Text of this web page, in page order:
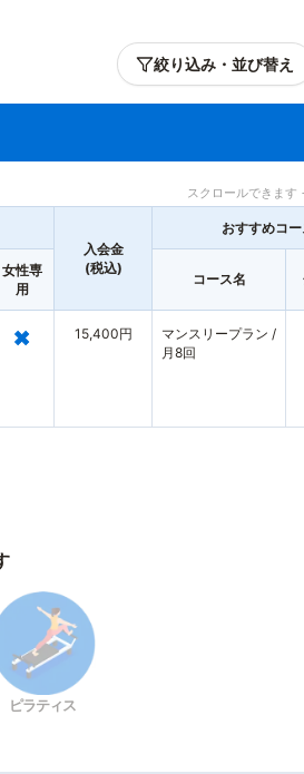
絞り込み・並び替え
スクロールできます
入会金
(税込)
おすすめコー
女性専
用
コース名
× 15,400円
マンスリープラン /
月8回
ピラティス